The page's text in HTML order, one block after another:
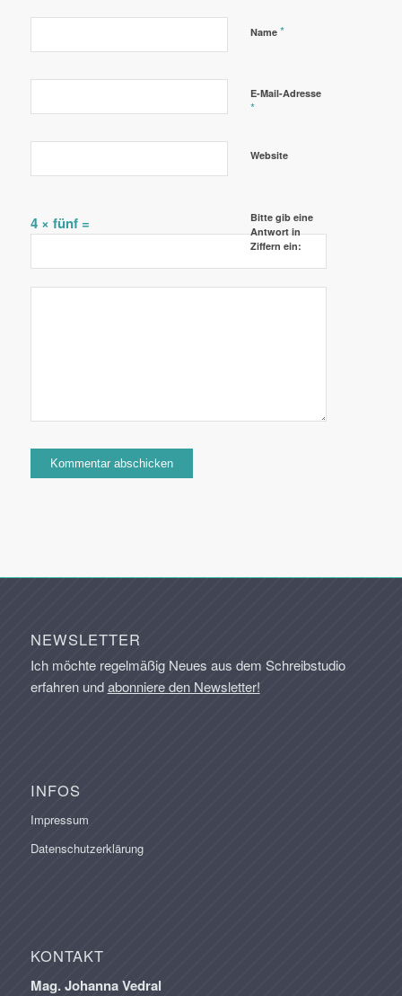
Name *
E-Mail-Adresse
*
Website
Bitte gib eine
Antwort in
Ziffern ein:
4 × fünf =
NEWSLETTER
Ich möchte regelmäßig Neues aus dem Schreibstudio
erfahren undabonniere den Newsletter!
INFOS
Impressum
Datenschutzerklärung
KONTAKT
Mag. Johanna Vedral